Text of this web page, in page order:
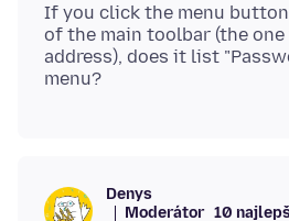
If you click the menu
of the main toolbar (the
address), does it list
Denys
Moderátor 10